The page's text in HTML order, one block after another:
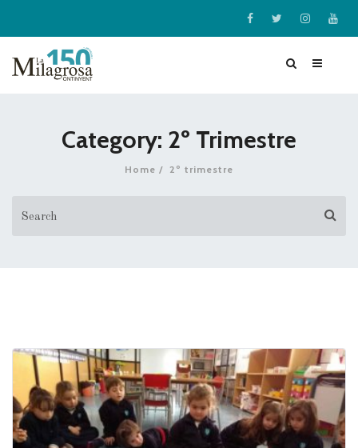
Category: 2º Trimestre
Home 2º trimestre